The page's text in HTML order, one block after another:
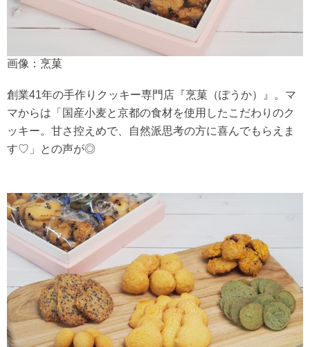
画像：烹菓
創業41年の手作りクッキー専門店『烹菓（ぽうか）』。マ
マからは「国産小麦と京都の食材を使用したこだわりのク
ッキー。甘さ控えめで、自然派思考の方に喜んでもらえま
す♡」との声が◎